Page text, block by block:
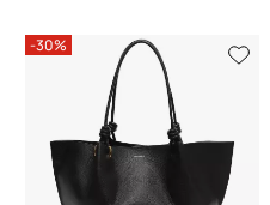
-30%